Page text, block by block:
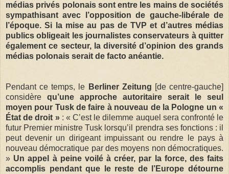
médias privés polonais sont entre les mains de sociétés
sympathisant avec l’opposition de gauche-libérale de
l’époque. Si la mise au pas de TVP et d’autres médias
publics obligeait les journalistes conservateurs à quitter
également ce secteur, la diversité d’opinion des grands
médias polonais serait de facto anéantie.
Pendant ce temps, le Berliner Zeitung [de centre-gauche]
considère qu’une approche autoritaire serait le seul
moyen pour Tusk de faire à nouveau de la Pologne un «
État de droit » : « C’est le dilemme auquel sera confronté le
futur Premier ministre Tusk lorsqu’il prendra ses fonctions : il
peut devenir un dirigeant impuissant ou rendre le pays à
nouveau démocratique par des moyens non démocratiques.
» Un appel à peine voilé à créer, par la force, des faits
accomplis pendant que le reste de l’Europe détourne